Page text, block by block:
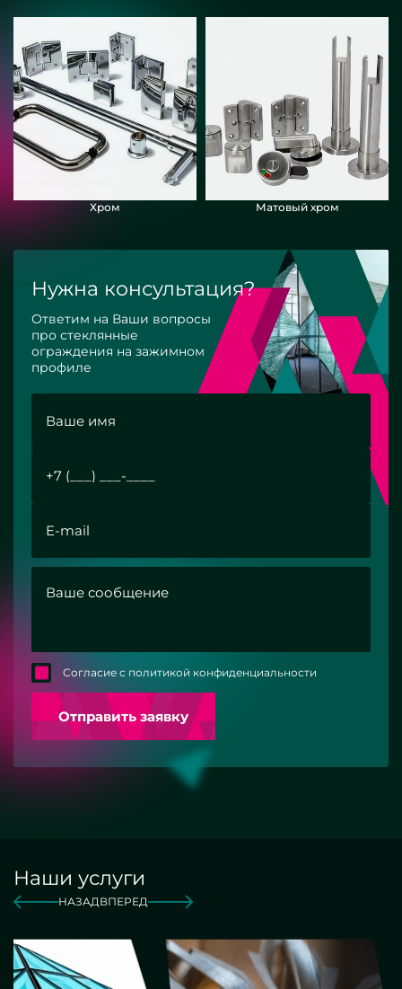
Хром Матовый хром
Нужна консультация?
Ответим на Ваши вопросы
про стеклянные
ограждения на зажимном
профиле
Согласие с политикой конфиденциальности
Отправить заявку
Наши услуги
НАЗАДВПЕРЕД